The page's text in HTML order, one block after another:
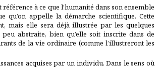
à ce que l’humanité dans son ensemble
appelle la démarche scientifique. Cette
mais elle sera déjà illustrée par les quelques
abstraite, bien qu’elle soit inscrite dans de
de la vie ordinaire (comme l’illustreront les
acquises par un individu. Dans le sens où